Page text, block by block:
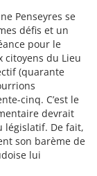
Penseyres se
défis et un
pour le
citoyens du Lieu
(quarante
cinq. C’est le
devrait
législatif. De fait,
son barème de
lui